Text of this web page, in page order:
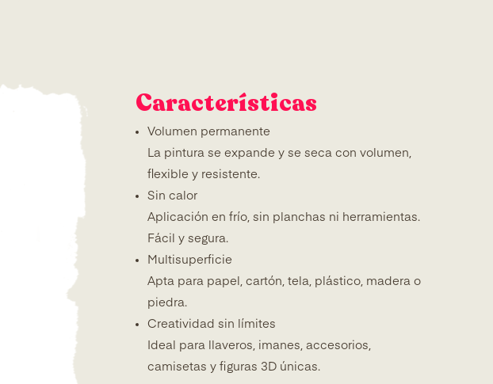
Características
Volumen permanente
La pintura se expande y se seca con volumen,
flexible y resistente.
Sin calor
Aplicación en frío, sin planchas ni herramientas.
Fácil y segura.
Multisuperficie
Apta para papel, cartón, tela, plástico, madera o
piedra.
Creatividad sin límites
Ideal para llaveros, imanes, accesorios,
camisetas y figuras 3D únicas.